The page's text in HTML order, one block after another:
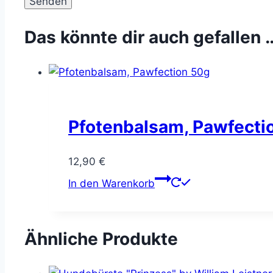
Das könnte dir auch gefallen
Pfotenbalsam,
12,90 €
In den Warenkorb
Ähnliche Produkte